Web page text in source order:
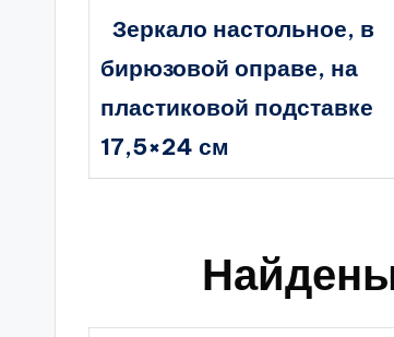
Зеркало настольное, в
бирюзовой оправе, на
пластиковой подставке
17,5×24 см